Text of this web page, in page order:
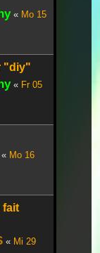
« Mo 15
"diy"
« Fr 05
« Mo 16
fait
« Mi 29